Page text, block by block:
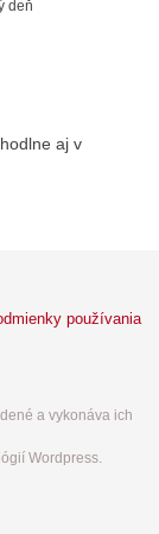
deň
aj v
používania
a vykonáva ich
Wordpress.